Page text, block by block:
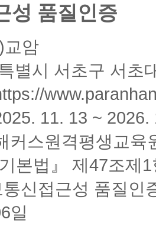
성 품질인증
교암
별시 서초구 서초
11. 13 ~ 2026.
커스원격평생교육
기본법』 제47조
신접근성 품질인
일